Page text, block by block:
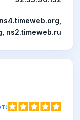
ns2.timeweb.ru